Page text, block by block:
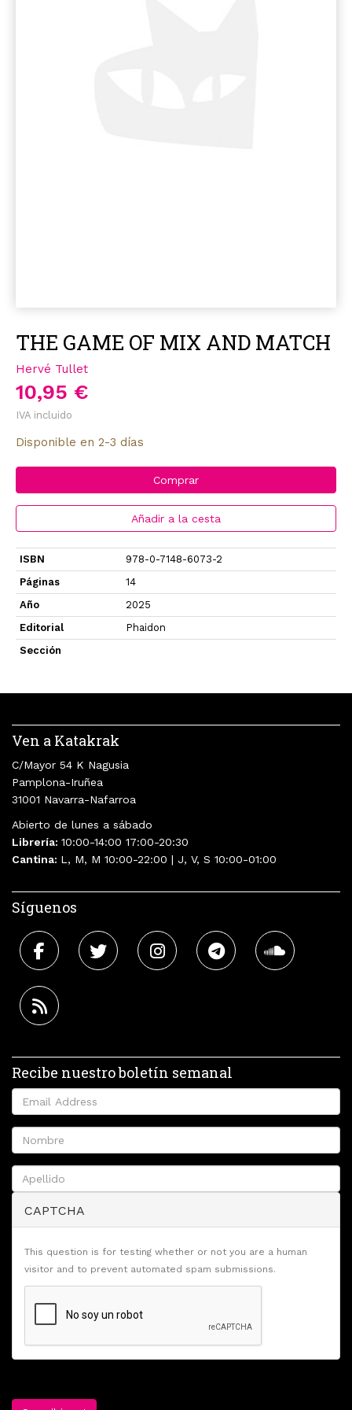
THE GAME OF MIX AND MATCH
Hervé Tullet
10,95 €
IVA incluido
Disponible en 2-3 días
Comprar
Añadir a la cesta
ISBN
978-0-7148-6073-2
Páginas
14
Año
2025
Editorial
Phaidon
Sección
Ven a Katakrak
C/Mayor 54 K Nagusia
Pamplona-Iruñea
31001 Navarra-Nafarroa
Abierto de lunes a sábado
Librería: 10:00-14:00 17:00-20:30
Cantina: L, M, M 10:00-22:00 | J, V, S 10:00-01:00
Síguenos
Recibe nuestro boletín semanal
CAPTCHA
This question is for testing whether or not you are a human
visitor and to prevent automated spam submissions.